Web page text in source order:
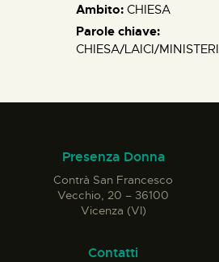
Ambito: CHIESA
Parole chiave:
CHIESA/LAICI/MINISTERI
Presenza Donna
Contrà San Francesco
Vecchio, 20 – 36100
Vicenza (VI)
Contatti